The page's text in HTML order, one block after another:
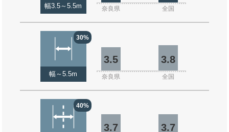
幅3.5～5.5m 奈良県 全国
30%
幅～5.5m
3.5 3.8
奈良県 全国
40%
3.7 3.7